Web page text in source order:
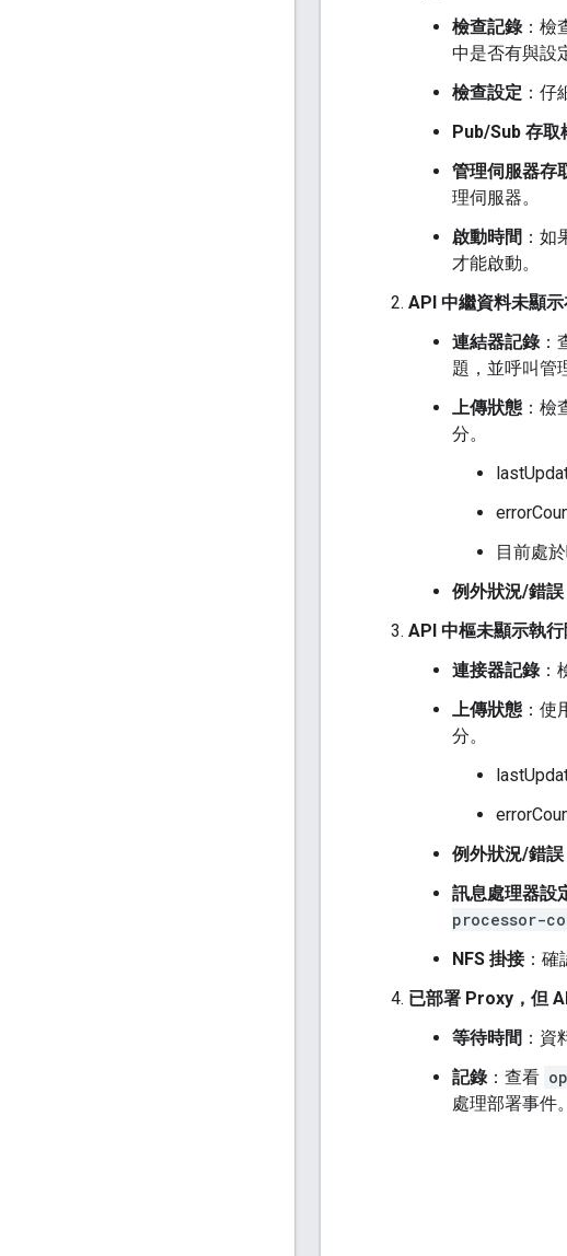
檢查記錄：檢
中是否有與設
檢查設定 ：仔
Pub/Sub 存取
管理伺服器存
理伺服器。
啟動時間 ：
才能啟動。
API 中繼資料未顯
連結器記錄：
題，並呼叫管
上傳狀態 ：檢
分。
目前處
例外狀況/錯誤
API 中樞未顯示執
連接器記錄：
上傳狀態 ：使
分。
例外狀況/錯誤
訊息處理器設
processor-
NFS 掛接：確
已部署 Proxy，但
等待時間 ：資
記錄：查看
處理部署事件。